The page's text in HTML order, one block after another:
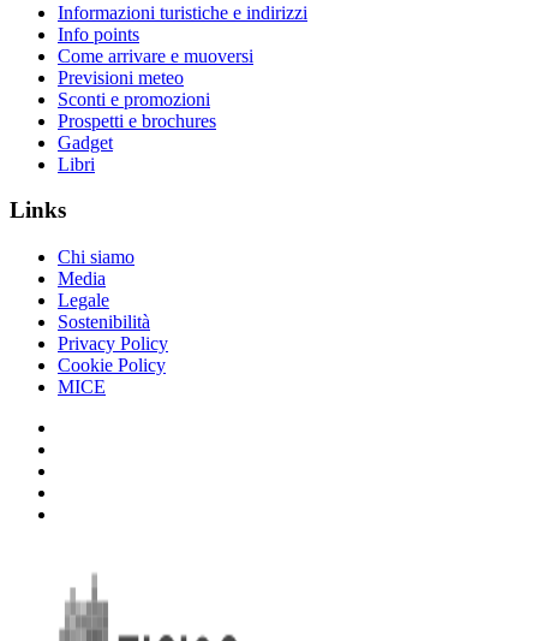
Informazioni turistiche e indirizzi
Info points
Come arrivare e muoversi
Previsioni meteo
Sconti e promozioni
Prospetti e brochures
Gadget
Libri
Links
Chi siamo
Media
Legale
Sostenibilità
Privacy Policy
Cookie Policy
MICE